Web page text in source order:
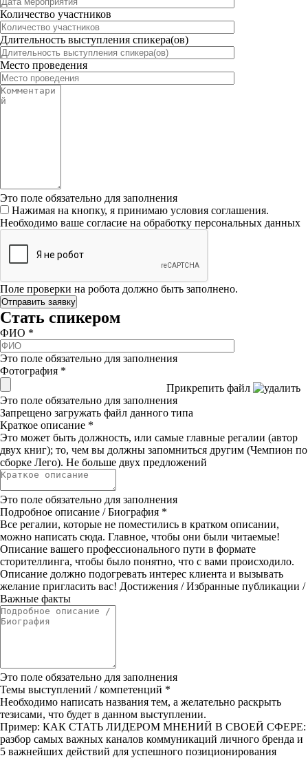
Количество участников
Длительность выступления спикера(ов)
Место проведения
Это поле обязательно для заполнения
Нажимая на кнопку, я принимаю условия соглашения.
Необходимо ваше согласие на обработку персональных данных
Поле проверки на робота должно быть заполнено.
Стать спикером
ФИО *
Это поле обязательно для заполнения
Фотография *
Прикрепить файл
Это поле обязательно для заполнения
Запрещено загружать файл данного типа
Краткое описание *
Это может быть должность, или самые главные регалии (автор
двух книг); то, чем вы должны запомниться другим (Чемпион по
сборке Лего). Не больше двух предложений
Это поле обязательно для заполнения
Подробное описание / Биография *
Все регалии, которые не поместились в кратком описании,
можно написать сюда. Главное, чтобы они были читаемые!
Описание вашего профессионального пути в формате
сторителлинга, чтобы было понятно, что с вами происходило.
Описание должно подогревать интерес клиента и вызывать
желание пригласить вас! Достижения / Избранные публикации /
Важные факты
Это поле обязательно для заполнения
Темы выступлений / компетенций *
Необходимо написать названия тем, а желательно раскрыть
тезисами, что будет в данном выступлении.
Пример: КАК СТАТЬ ЛИДЕРОМ МНЕНИЙ В СВОЕЙ СФЕРЕ:
разбор самых важных каналов коммуникаций личного бренда и
5 важнейших действий для успешного позиционирования